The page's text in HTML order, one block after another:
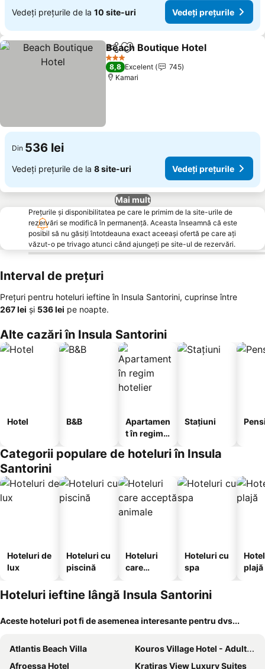
Vedeți prețurile de la 10 site-uri Vedeți prețurile
DistribuițiAdăugaţi la favorite
Beach Boutique Hotel
3 Stele
8,8 Excelent
745
Kamari
Din 536 lei
Vedeți prețurile de la 8 site-uri Vedeți prețurile
Mai mult
Prețurile și disponibilitatea pe care le primim de la site-urile de
rezervări se modifică în permanență. Aceasta înseamnă că este
posibil să nu găsiți întotdeauna exact aceeași ofertă pe care ați
văzut-o pe trivago atunci când ajungeți pe site-ul de rezervări.
Interval de prețuri
Prețuri pentru hoteluri ieftine în Insula Santorini, cuprinse între
‎267 lei și ‎536 lei pe noapte.
Alte cazări în Insula Santorini
Hotel B&B
Apartamen
t în regim
Stațiuni
Categorii populare de hoteluri în Insula
Santorini
Hoteluri de
lux
Hoteluri cu
piscină
Hoteluri
care
animale
Hoteluri cu
spa
plajă
Hoteluri ieftine lângă Insula Santorini
Aceste hoteluri pot fi de asemenea interesante pentru dvs...
Atlantis Beach Villa
Kouros Village Hotel - Adults Only
Afroessa Hotel
Kratiras View Luxury Suites